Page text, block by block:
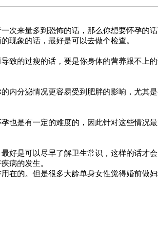
来量多到恐怖的话，那么你想要怀孕的
现象的话，最好是可以去做个检查。
的过瘦的话，要是你身体的营养跟不上
分泌情况更容易受到肥胖的影响，尤其
是有一定的难度的，因此针对这些情况
是可以尽早了解卫生常识，这样的话才
病的发生。
的。但是很多大龄单身女性觉得婚前做妇